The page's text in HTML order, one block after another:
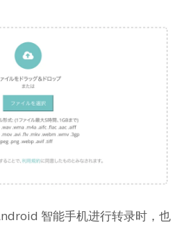
智能手机进行转录时，也